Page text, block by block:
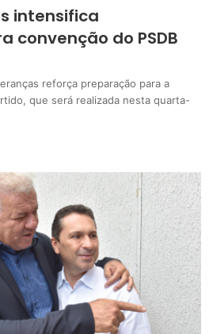
intensifica
convenção do PSDB
reforça preparação para a
que será realizada nesta quarta-